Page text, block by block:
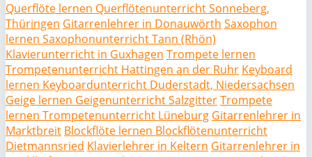
Querflöte lernen Querflötenunterricht Sonneberg,
Thüringen Gitarrenlehrer in Donauwörth Saxophon
lernen Saxophonunterricht Tann (Rhön)
Klavierunterricht in Guxhagen Trompete lernen
Trompetenunterricht Hattingen an der Ruhr Keyboard
lernen Keyboardunterricht Duderstadt, Niedersachsen
Geige lernen Geigenunterricht SalzgitterTrompete
lernen Trompetenunterricht Lüneburg Gitarrenlehrer in
Marktbreit Blockflöte lernen Blockflötenunterricht
Dietmannsried Klavierlehrer in Keltern Gitarrenlehrer in